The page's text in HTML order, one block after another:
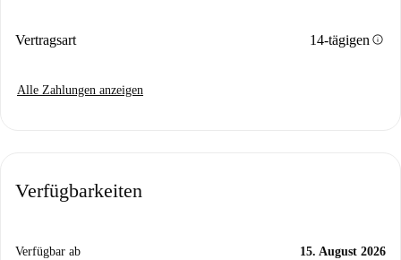
Vertragsart 14-tägigeninfo
Alle Zahlungen anzeigen
Verfügbarkeiten
Verfügbar ab 15. August 2026